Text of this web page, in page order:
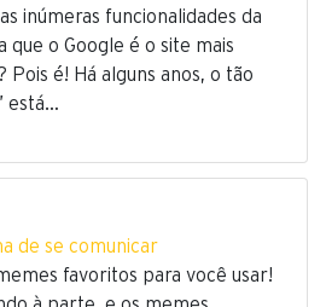
inúmeras funcionalidades da
que o Google é o site mais
Pois é! Há alguns anos, o tão
está…
de se comunicar
favoritos para você usar!